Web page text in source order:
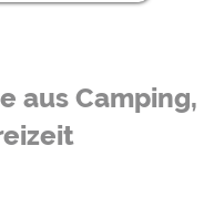
aus Camping,